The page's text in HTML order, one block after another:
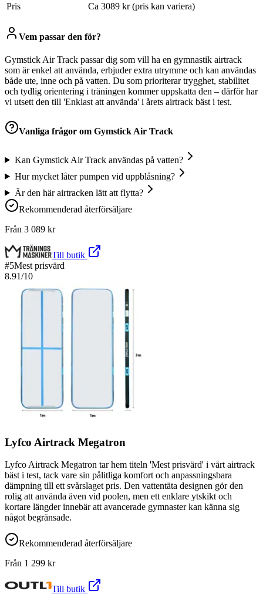
Pris
Ca 3089 kr (pris kan variera)
Vem passar den för?
Gymstick Air Track passar dig som vill ha en gymnastik airtrack
som är enkel att använda, erbjuder extra utrymme och kan användas
både ute, inne och på vatten. Du som prioriterar trygghet, stabilitet
och tydlig orientering i träningen kommer uppskatta den – därför har
vi utsett den till 'Enklast att använda' i årets airtrack bäst i test.
Vanliga frågor om Gymstick Air Track
Kan Gymstick Air Track användas på vatten?
Hur mycket låter pumpen vid uppblåsning?
Är den här airtracken lätt att flytta?
Rekommenderad återförsäljare
Från 3 089 kr
Till butik
#5Mest prisvärd
8.91/10
Lyfco Airtrack Megatron
Lyfco Airtrack Megatron tar hem titeln 'Mest prisvärd' i vårt airtrack
bäst i test, tack vare sin pålitliga komfort och anpassningsbara
dämpning till ett svårslaget pris. Den vattentäta designen gör den
rolig att använda även vid poolen, men ett enklare ytskikt och
kortare längder innebär att avancerade gymnaster kan känna sig
något begränsade.
Rekommenderad återförsäljare
Från 1 299 kr
Till butik